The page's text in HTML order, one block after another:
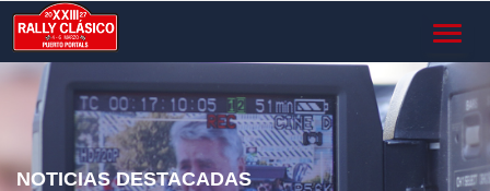
NOTICIAS DESTACADAS